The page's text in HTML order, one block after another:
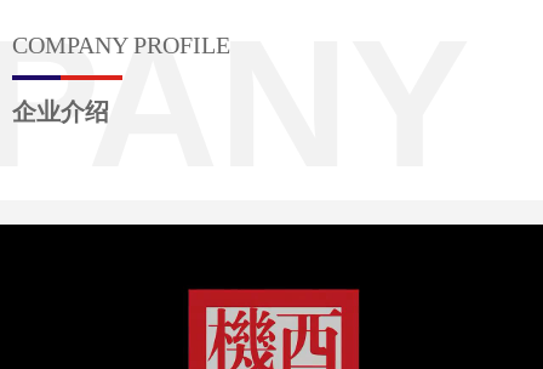
COMPANY PROFILE
企业介绍